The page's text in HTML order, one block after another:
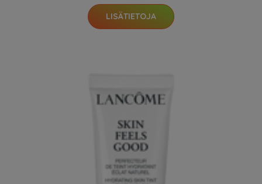
LISÄTIETOJA